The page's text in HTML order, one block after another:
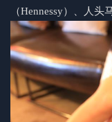
（Hennessy）、人头